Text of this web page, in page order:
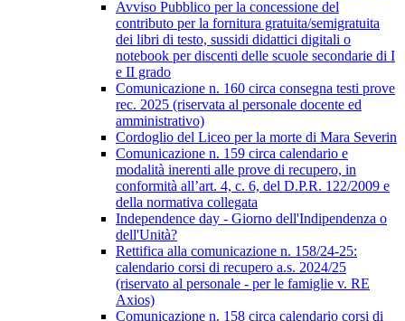
Avviso Pubblico per la concessione del
contributo per la fornitura gratuita/semigratuita
dei libri di testo, sussidi didattici digitali o
notebook per discenti delle scuole secondarie di I
e II grado
Comunicazione n. 160 circa consegna testi prove
rec. 2025 (riservata al personale docente ed
amministrativo)
Cordoglio del Liceo per la morte di Mara Severin
Comunicazione n. 159 circa calendario e
modalità inerenti alle prove di recupero, in
conformità all’art. 4, c. 6, del D.P.R. 122/2009 e
della normativa collegata
Independence day - Giorno dell'Indipendenza o
dell'Unità?
Rettifica alla comunicazione n. 158/24-25:
calendario corsi di recupero a.s. 2024/25
(riservato al personale - per le famiglie v. RE
Axios)
Comunicazione n. 158 circa calendario corsi di